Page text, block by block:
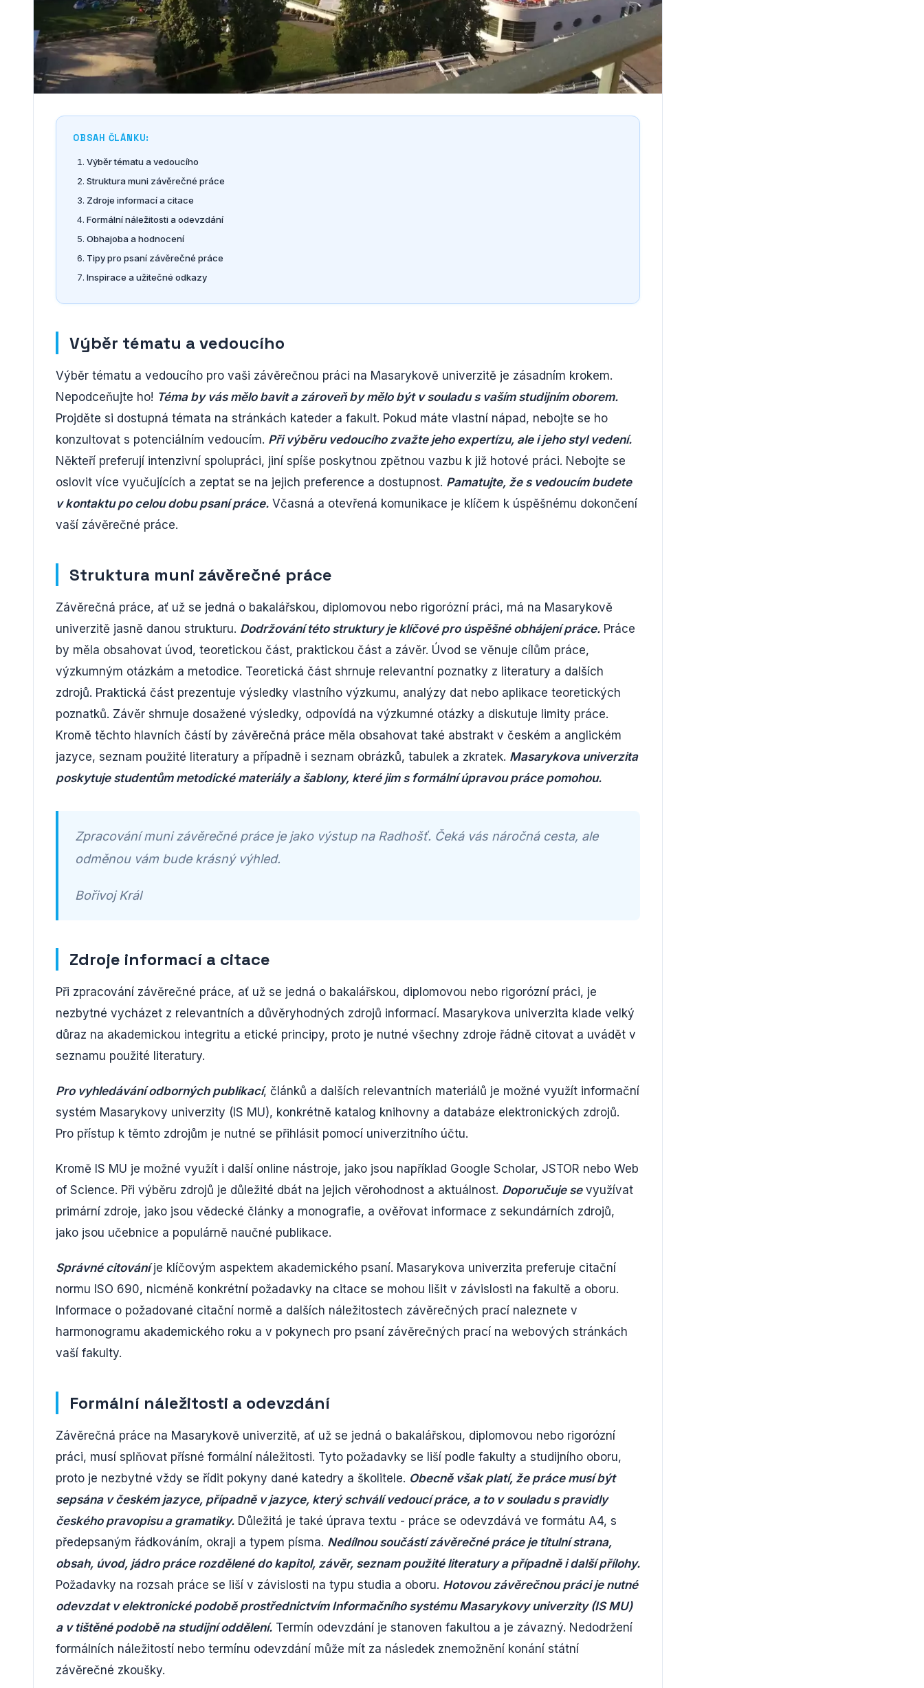
OBSAH ČLÁNKU:
Výběr tématu a vedoucího
Struktura muni závěrečné práce
Zdroje informací a citace
Formální náležitosti a odevzdání
Obhajoba a hodnocení
Tipy pro psaní závěrečné práce
Inspirace a užitečné odkazy
Výběr tématu a vedoucího
Výběr tématu a vedoucího pro vaši závěrečnou práci na Masarykově univerzitě je zásadním krokem.
Nepodceňujte ho! Téma by vás mělo bavit a zároveň by mělo být v souladu s vaším studijním oborem.
Projděte si dostupná témata na stránkách kateder a fakult. Pokud máte vlastní nápad, nebojte se ho
konzultovat s potenciálním vedoucím. Při výběru vedoucího zvažte jeho expertízu, ale i jeho styl vedení.
Někteří preferují intenzivní spolupráci, jiní spíše poskytnou zpětnou vazbu k již hotové práci. Nebojte se
oslovit více vyučujících a zeptat se na jejich preference a dostupnost. Pamatujte, že s vedoucím budete
v kontaktu po celou dobu psaní práce. Včasná a otevřená komunikace je klíčem k úspěšnému dokončení
vaší závěrečné práce.
Struktura muni závěrečné práce
Závěrečná práce, ať už se jedná o bakalářskou, diplomovou nebo rigorózní práci, má na Masarykově
univerzitě jasně danou strukturu. Dodržování této struktury je klíčové pro úspěšné obhájení práce. Práce
by měla obsahovat úvod, teoretickou část, praktickou část a závěr. Úvod se věnuje cílům práce,
výzkumným otázkám a metodice. Teoretická část shrnuje relevantní poznatky z literatury a dalších
zdrojů. Praktická část prezentuje výsledky vlastního výzkumu, analýzy dat nebo aplikace teoretických
poznatků. Závěr shrnuje dosažené výsledky, odpovídá na výzkumné otázky a diskutuje limity práce.
Kromě těchto hlavních částí by závěrečná práce měla obsahovat také abstrakt v českém a anglickém
jazyce, seznam použité literatury a případně i seznam obrázků, tabulek a zkratek. Masarykova univerzita
poskytuje studentům metodické materiály a šablony, které jim s formální úpravou práce pomohou.
Zpracování muni závěrečné práce je jako výstup na Radhošť. Čeká vás náročná cesta, ale
odměnou vám bude krásný výhled.
Bořivoj Král
Zdroje informací a citace
Při zpracování závěrečné práce, ať už se jedná o bakalářskou, diplomovou nebo rigorózní práci, je
nezbytné vycházet z relevantních a důvěryhodných zdrojů informací. Masarykova univerzita klade velký
důraz na akademickou integritu a etické principy, proto je nutné všechny zdroje řádně citovat a uvádět v
seznamu použité literatury.
Pro vyhledávání odborných publikací, článků a dalších relevantních materiálů je možné využít informační
systém Masarykovy univerzity (IS MU), konkrétně katalog knihovny a databáze elektronických zdrojů.
Pro přístup k těmto zdrojům je nutné se přihlásit pomocí univerzitního účtu.
Kromě IS MU je možné využít i další online nástroje, jako jsou například Google Scholar, JSTOR nebo Web
of Science. Při výběru zdrojů je důležité dbát na jejich věrohodnost a aktuálnost. Doporučuje sevyužívat
primární zdroje, jako jsou vědecké články a monografie, a ověřovat informace z sekundárních zdrojů,
jako jsou učebnice a populárně naučné publikace.
Správné citováníje klíčovým aspektem akademického psaní. Masarykova univerzita preferuje citační
normu ISO 690, nicméně konkrétní požadavky na citace se mohou lišit v závislosti na fakultě a oboru.
Informace o požadované citační normě a dalších náležitostech závěrečných prací naleznete v
harmonogramu akademického roku a v pokynech pro psaní závěrečných prací na webových stránkách
vaší fakulty.
Formální náležitosti a odevzdání
Závěrečná práce na Masarykově univerzitě, ať už se jedná o bakalářskou, diplomovou nebo rigorózní
práci, musí splňovat přísné formální náležitosti. Tyto požadavky se liší podle fakulty a studijního oboru,
proto je nezbytné vždy se řídit pokyny dané katedry a školitele. Obecně však platí, že práce musí být
sepsána v českém jazyce, případně v jazyce, který schválí vedoucí práce, a to v souladu s pravidly
českého pravopisu a gramatiky. Důležitá je také úprava textu - práce se odevzdává ve formátu A4, s
předepsaným řádkováním, okraji a typem písma. Nedílnou součástí závěrečné práce je titulní strana,
obsah, úvod, jádro práce rozdělené do kapitol, závěr, seznam použité literatury a případně i další přílohy.
Požadavky na rozsah práce se liší v závislosti na typu studia a oboru. Hotovou závěrečnou práci je nutné
odevzdat v elektronické podobě prostřednictvím Informačního systému Masarykovy univerzity (IS MU)
a v tištěné podobě na studijní oddělení. Termín odevzdání je stanoven fakultou a je závazný. Nedodržení
formálních náležitostí nebo termínu odevzdání může mít za následek znemožnění konání státní
závěrečné zkoušky.